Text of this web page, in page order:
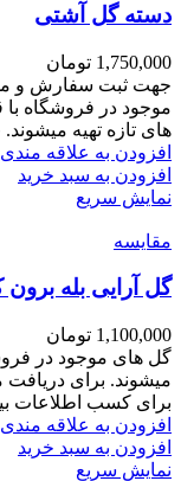
دسته گل آشتی
1,750,000 تومان
جهت ثبت سفارش و
موجود در فروشگاه با
های تازه تهیه
افزودن به علاقه مندی
افزودن به سبد خرید
نمایش سریع
مقايسه
گل آرایی بله برون کد
1,100,000 تومان
گل های موجود در
میشوند. برای دریافت
برای کسب اطلاعات
افزودن به علاقه مندی
افزودن به سبد خرید
نمایش سریع